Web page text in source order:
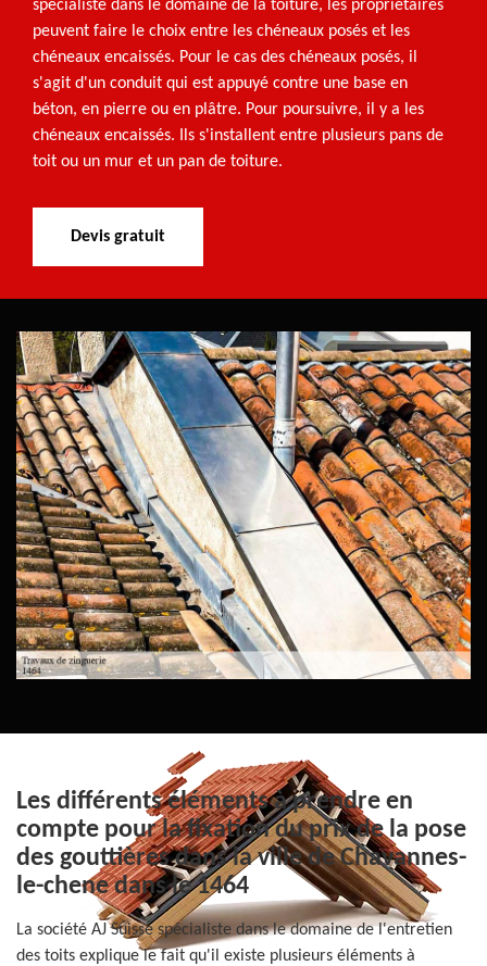
spécialiste dans le domaine de la toiture, les propriétaires
peuvent faire le choix entre les chéneaux posés et les
chéneaux encaissés. Pour le cas des chéneaux posés, il
s'agit d'un conduit qui est appuyé contre une base en
béton, en pierre ou en plâtre. Pour poursuivre, il y a les
chéneaux encaissés. Ils s'installent entre plusieurs pans de
toit ou un mur et un pan de toiture.
Devis gratuit
Les différents éléments à prendre en
compte pour la fixation du prix de la pose
des gouttières dans la ville de Chavannes-
le-chene dans le 1464
La société AJ Suisse spécialiste dans le domaine de l'entretien
des toits explique le fait qu'il existe plusieurs éléments à